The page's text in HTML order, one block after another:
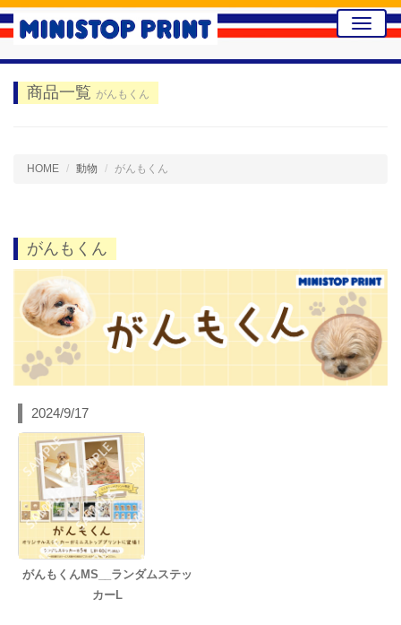
Toggle
商品一覧 がんもくん
HOME 動物 がんもくん
がんもくん
2024/9/17
がんもくんMS__ランダムステッ
カーL